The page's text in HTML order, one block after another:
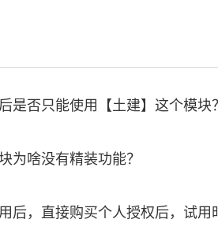
是否只能使用【土建】这个模块
为啥没有精装功能？
后，直接购买个人授权后，试用